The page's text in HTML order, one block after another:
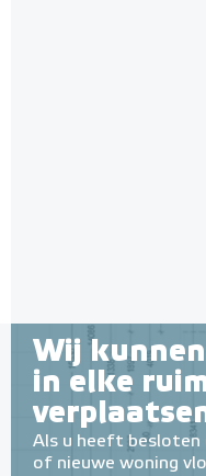
Wij
in elke
Als u heeft besloten
of nieuwe woning